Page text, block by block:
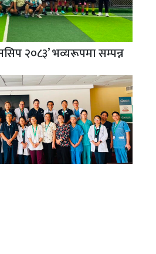
२०८३’ भव्यरूपमा सम्पन्न